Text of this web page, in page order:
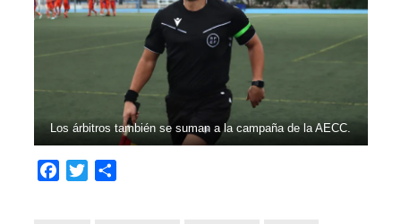
Los árbitros también se suman a la campaña de la AECC.
Facebook
Twitter